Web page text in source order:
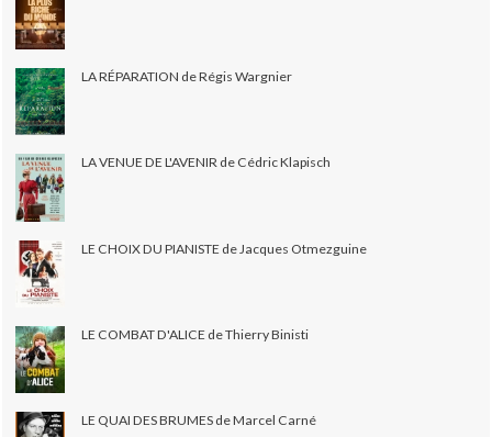
LA RÉPARATION de Régis Wargnier
LA VENUE DE L'AVENIR de Cédric Klapisch
LE CHOIX DU PIANISTE de Jacques Otmezguine
LE COMBAT D'ALICE de Thierry Binisti
LE QUAI DES BRUMES de Marcel Carné